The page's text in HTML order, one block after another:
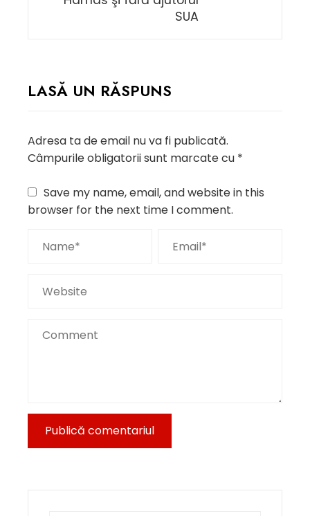
SUA
LASĂ UN RĂSPUNS
Adresa ta de email nu va fi publicată.
Câmpurile obligatorii sunt marcate cu *
Save my name, email, and website in this
browser for the next time I comment.